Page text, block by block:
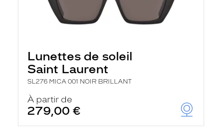
Lunettes de soleil
Saint Laurent
SL276 MICA 001 NOIR BRILLANT
À partir de
279,00 €